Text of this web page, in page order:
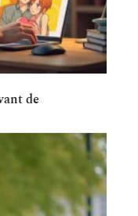
de